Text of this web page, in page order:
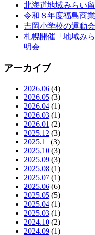
北海道地域みらい
令和８年度福島商
吉岡小学校の運動
札幌開催「地域み
明会
アーカイブ
2026.06 (4)
2026.05 (3)
2026.04 (1)
2026.03 (1)
2026.01 (2)
2025.12 (3)
2025.11 (3)
2025.10 (3)
2025.09 (3)
2025.08 (1)
2025.07 (1)
2025.06 (6)
2025.05 (5)
2025.04 (1)
2025.03 (1)
2024.10 (2)
2024.09 (1)